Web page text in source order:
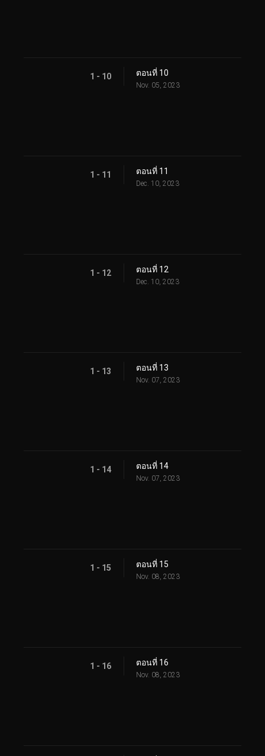
1 - 10 ตอนที่ 10
Nov. 05, 2023
1 - 11 ตอนที่ 11
Dec. 10, 2023
1 - 12 ตอนที่ 12
Dec. 10, 2023
1 - 13 ตอนที่ 13
Nov. 07, 2023
1 - 14 ตอนที่ 14
Nov. 07, 2023
1 - 15 ตอนที่ 15
Nov. 08, 2023
1 - 16 ตอนที่ 16
Nov. 08, 2023